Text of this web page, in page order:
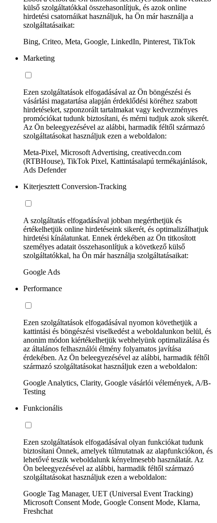
külső szolgáltatókkal összehasonlítjuk, és azok online
hirdetési csatornáikat használjuk, ha Ön már használja a
szolgáltatásaikat:
Bing, Criteo, Meta, Google, LinkedIn, Pinterest, TikTok
Marketing
Ezen szolgáltatások elfogadásával az Ön böngészési és
vásárlási magatartása alapján érdeklődési köréhez szabott
hirdetéseket, szponzorált tartalmakat vagy kedvezményes
promóciókat tudunk biztosítani, és mérni tudjuk azok sikerét.
Az Ön beleegyezésével az alábbi, harmadik féltől származó
szolgáltatásokat használjuk ezen a weboldalon:
Meta-Pixel, Microsoft Advertising, creativecdn.com
(RTBHouse), TikTok Pixel, Kattintásalapú termékajánlások,
Ads Defender
Kiterjesztett Conversion-Tracking
A szolgáltatás elfogadásával jobban megérthetjük és
értékelhetjük online hirdetéseink sikerét, és optimalizálhatjuk
hirdetési kínálatunkat. Ennek érdekében az Ön titkosított
személyes adatait összehasonlítjuk a következő külső
szolgáltatókkal, ha Ön már használja szolgáltatásaikat:
Google Ads
Performance
Ezen szolgáltatások elfogadásával nyomon követhetjük a
kattintási és böngészési viselkedést a weboldalunkon belül, és
anonim módon kiértékelhetjük webhelyünk optimalizálása és
az általános felhasználói élmény folyamatos javítása
érdekében. Az Ön beleegyezésével az alábbi, harmadik féltől
származó szolgáltatásokat használjuk ezen a weboldalon:
Google Analytics, Clarity, Google vásárlói vélemények, A/B-
Testing
Funkcionális
Ezen szolgáltatások elfogadásával olyan funkciókat tudunk
biztosítani Önnek, amelyek túlmutatnak az alapfunkciókon, és
lehetővé teszik weboldalunk kényelmesebb használatát. Az
Ön beleegyezésével az alábbi, harmadik féltől származó
szolgáltatásokat használjuk ezen a weboldalon:
Google Tag Manager, UET (Universal Event Tracking)
Microsoft Consent Mode, Google Consent Mode, Klarna,
Freshchat